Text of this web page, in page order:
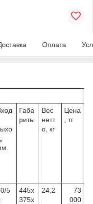
Оплата
Габа
риты
Вес
нетт
о, кг
Цена
, тг
5
445х
375х
24,2
73
000